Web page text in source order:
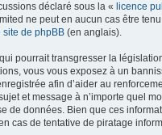
déclaré sous la « licence
ne peut en aucun cas être
site de phpBB (en anglais).
pourrait transgresser la
vous vous exposez à un
afin d’aider au
et message à n’importe quel
de données. Bien que ces
cas de tentative de piratage